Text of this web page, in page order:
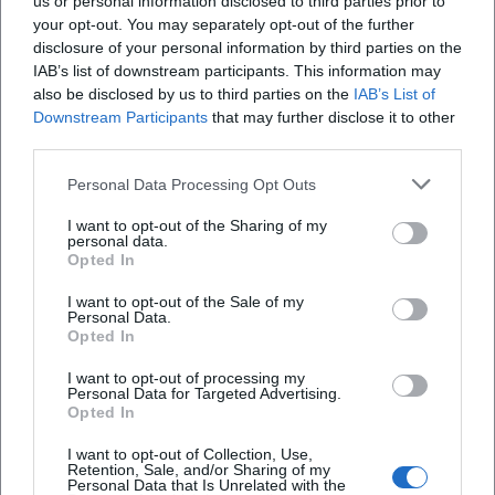
your opt-out. You may separately opt-out of the further
disclosure of your personal information by third parties on the
IAB’s list of downstream participants. This information may
also be disclosed by us to third parties on the IAB’s List of
Downstream Participants that may further disclose it to other
Personal Data Processing Opt Outs
I want to opt-out of the Sharing of my
personal data.
Opted In
I want to opt-out of the Sale of my
Personal Data.
Opted In
I want to opt-out of processing my
Personal Data for Targeted Advertising.
Opted In
I want to opt-out of Collection, Use,
Retention, Sale, and/or Sharing of my
Personal Data that Is Unrelated with the
Angebot systematisch erklärt und innerhalb einer
klaren Struktur darstellt. Genau das ist für SEO
wertvoll, weil die Nutzerintention nicht nur auf
einen einzelnen Studiengang zielt, sondern auf die
gesamte Studienentscheidung. ([haw-landshut.de]
(https://www.haw-
services/hochschulkommunikation/daten-und-
Semestertermine 2026, Prüfungsplan und Fristen
Bei den Keywords termine, semestertermine,
der Hochschule Landshut vor allem eines im
Mittelpunkt: Verlässlichkeit. Auf der zentralen
Semestertermine-Seite bündelt die Hochschule
alle relevanten Fristen und verweist auf die Termine
Infoabend (online) für Studieninteressierte
2. Dez 2026
Fristen, Studienwege und echte Orientierung. Kostenlos am
02.12.2026. #Studium